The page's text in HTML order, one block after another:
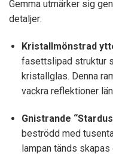
Gemma utmärker sig
detaljer:
Kristallmönstrad
fasettslipad struktur
kristallglas. Denna
vackra reflektioner
Gnistrande
beströdd med
lampan tänds